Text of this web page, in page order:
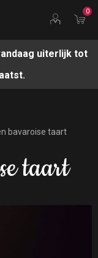
0
uiterlijk tot
bavaroise taart
taart